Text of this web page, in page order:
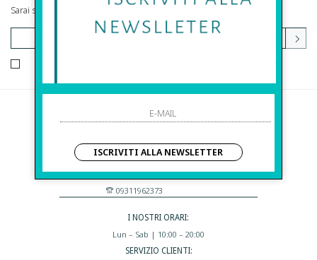
Sarai sempre aggiornato su offerte e promozioni.
Before S.r.l.s.
Via Della Maestranza , 23
96100 Siracusa - Italia
Eshop@apiedinudinelparcoboutique.com
09311962373
I NOSTRI ORARI:
Lun – Sab | 10:00 – 20:00
SERVIZIO CLIENTI:
ISCRIVITI ALLA NEWSLETTER